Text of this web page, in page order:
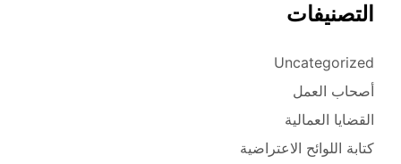
التصنيفات
Uncategorized
أصحاب العمل
القضايا العمالية
كتابة اللوائح الاعتراضية